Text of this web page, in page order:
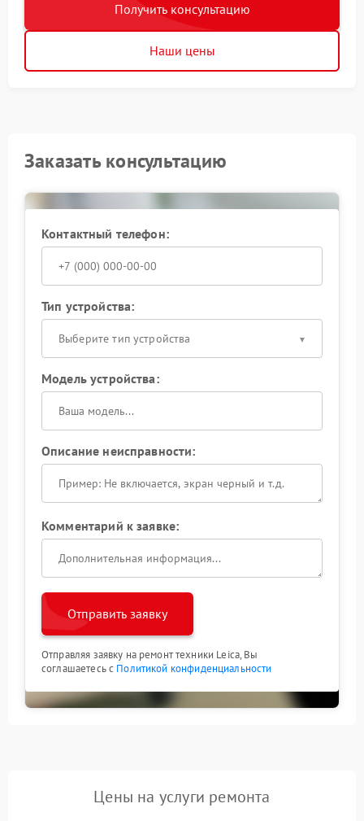
Получить консультацию
Наши цены
Заказать консультацию
Контактный телефон:
Тип устройства:
Выберите тип устройства
Модель устройства:
Описание неисправности:
Комментарий к заявке:
Отправить заявку
Отправляя заявку на ремонт техники Leica, Вы
соглашаетесь с Политикой конфиденциальности
Цены на услуги ремонта